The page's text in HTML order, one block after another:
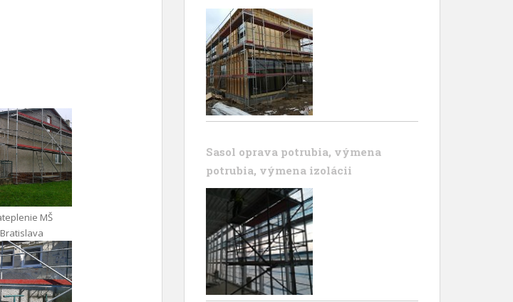
MŠ
Sasol oprava potrubia, výmena
potrubia, výmena izolácii